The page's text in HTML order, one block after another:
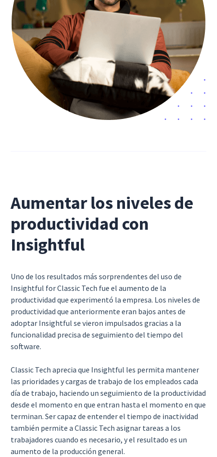
Aumentar los niveles de
productividad con
Insightful
Uno de los resultados más sorprendentes del uso de
Insightful for Classic Tech fue el aumento de la
productividad que experimentó la empresa. Los niveles de
productividad que anteriormente eran bajos antes de
adoptar Insightful se vieron impulsados gracias a la
funcionalidad precisa de seguimiento del tiempo del
software.
Classic Tech aprecia que Insightful les permita mantener
las prioridades y cargas de trabajo de los empleados cada
día de trabajo, haciendo un seguimiento de la productividad
desde el momento en que entran hasta el momento en que
terminan. Ser capaz de entender el tiempo de inactividad
también permite a Classic Tech asignar tareas a los
trabajadores cuando es necesario, y el resultado es un
aumento de la producción general.